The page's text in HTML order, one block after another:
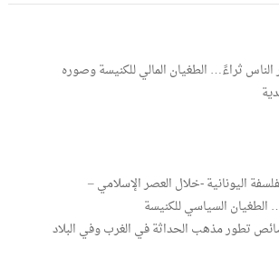
ثراءً… الطغيان المالي للكنيسة وصوره
اليونانية -خلال العصر الإسلامي –
السياسي للكنيسة
تطور مذهب الحداثة في الغرب وفي البلاد